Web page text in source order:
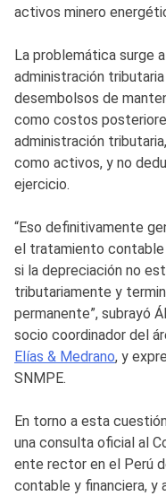
activos minero
La problemática surge
administración
desembolsos de
como costos
administración
como activos, y no
ejercicio.
“Eso definitivamente
el tratamiento contable
si la depreciación no
tributariamente y
permanente”, subrayó
socio coordinador del
Elías & Medrano, y
SNMPE.
En torno a esta
una consulta oficial al
ente rector en el Perú
contable y financiera, y